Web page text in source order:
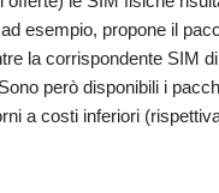
esempio, propone il
la corrispondente SIM
però disponibili i
a costi inferiori